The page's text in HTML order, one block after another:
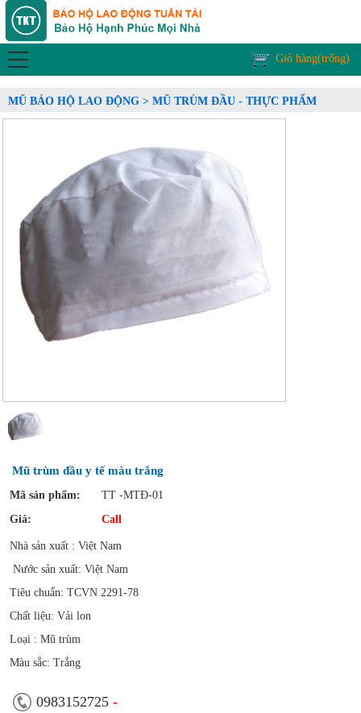
Giỏ hàng(trống)
MŨ BẢO HỘ LAO ĐỘNG > MŨ TRÙM ĐẦU - THỰC PHẨM
Mũ trùm đầu y tế màu trắng
Mã sản phẩm:
TT -MTĐ-01
Giá:
Call
Nhà sản xuất : Việt Nam
Nước sản xuất: Việt Nam
Tiêu chuẩn: TCVN 2291-78
Chất liệu: Vải lon
Loại : Mũ trùm
Màu sắc: Trắng
0983152725 -